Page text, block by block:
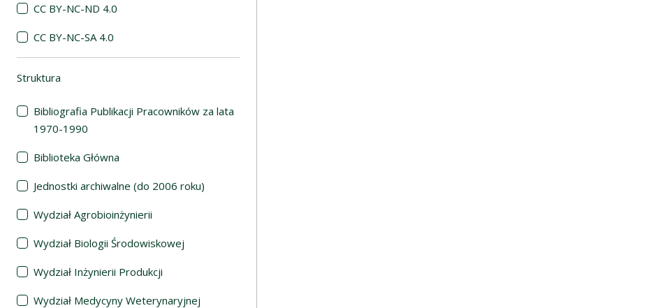
CC BY-NC-ND 4.0
CC BY-NC-SA 4.0
Struktura
Bibliografia Publikacji Pracowników za lata
1970-1990
Biblioteka Główna
Jednostki archiwalne (do 2006 roku)
Wydział Agrobioinżynierii
Wydział Biologii Środowiskowej
Wydział Inżynierii Produkcji
Wydział Medycyny Weterynaryjnej